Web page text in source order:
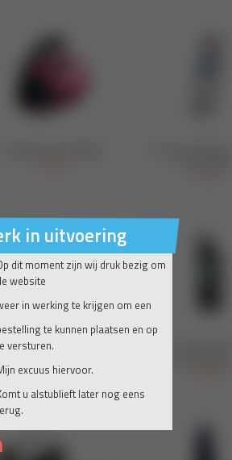
in uitvoering
dit moment zijn wij druk bezig om
website
in werking te krijgen om een
te kunnen plaatsen en op
versturen.
excuus hiervoor.
u alstublieft later nog eens